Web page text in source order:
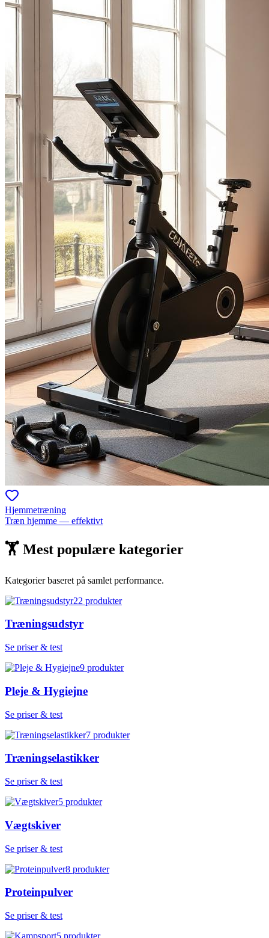
Hjemmetræning
Træn hjemme — effektivt
🏋 Mest populære kategorier
Kategorier baseret på samlet performance.
22 produkter
Træningsudstyr
Se priser & test
9 produkter
Pleje & Hygiejne
Se priser & test
7 produkter
Træningselastikker
Se priser & test
5 produkter
Vægtskiver
Se priser & test
8 produkter
Proteinpulver
Se priser & test
5 produkter